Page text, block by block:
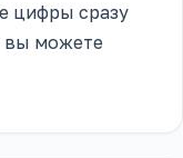
цифры сразу
вы можете